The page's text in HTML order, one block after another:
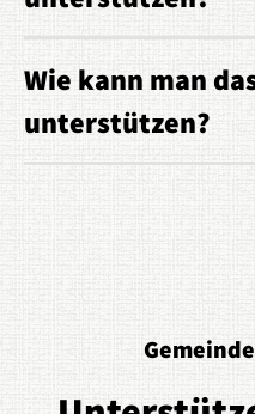
Wie kann man
unterstützen?